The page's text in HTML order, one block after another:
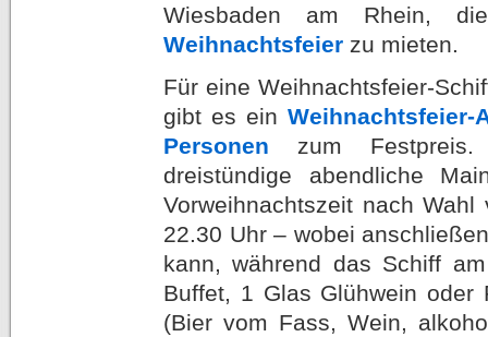
Wiesbaden am Rhein,
Weihnachtsfeier zu mieten.
Für eine Weihnachtsfeier-
gibt es ein
Personen zum Festpreis.
dreistündige abendliche
Vorweihnachtszeit nach
22.30 Uhr – wobei
kann, während das Schiff
Buffet, 1 Glas Glühwein
(Bier vom Fass, Wein,